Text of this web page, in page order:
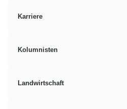
Karriere
Kolumnisten
Landwirtschaft